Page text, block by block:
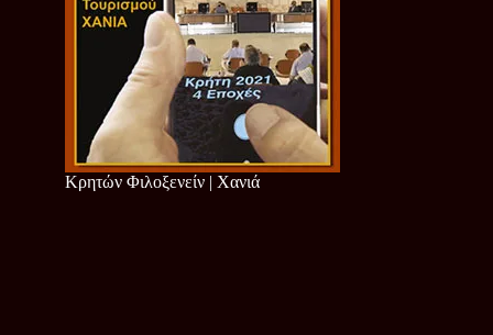
Κρητών Φιλοξενείν | Χανιά